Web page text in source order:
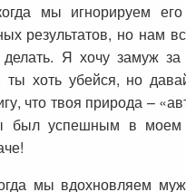
мы игнорируем
результатов, но нам
Я хочу замуж за
хоть убейся, но
что твоя природа –
был успешным в моем
мы вдохновляем